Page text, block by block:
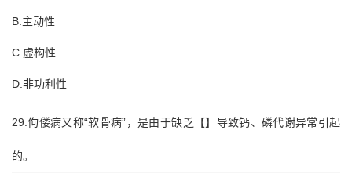
B.主动性
C.虚构性
D.非功利性
29.佝偻病又称“软骨病”，是由于缺乏【】导致钙、磷代谢异常引起
的。